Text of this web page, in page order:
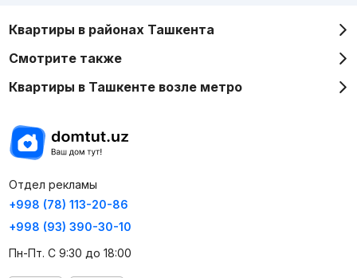
Квартиры в районах Ташкента
Смотрите также
Квартиры в Ташкенте возле метро
Отдел рекламы
+998 (78) 113-20-86
+998 (93) 390-30-10
Пн-Пт. С 9:30 до 18:00